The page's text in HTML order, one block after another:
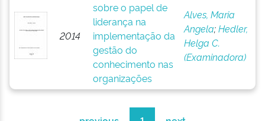
2014
sobre o papel de
liderança na
implementação da
gestão do
conhecimento nas
organizações
Alves, Maria
Angela;Hedler,
Helga C.
(Examinadora)